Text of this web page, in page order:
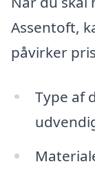
Assentoft,
påvirker
Type af